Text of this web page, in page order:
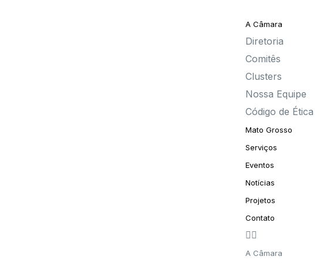
A Câmara
Diretoria
Comitês
Clusters
Nossa Equipe
Código de Ética
Mato Grosso
Serviços
Eventos
Notícias
Projetos
Contato
A Câmara